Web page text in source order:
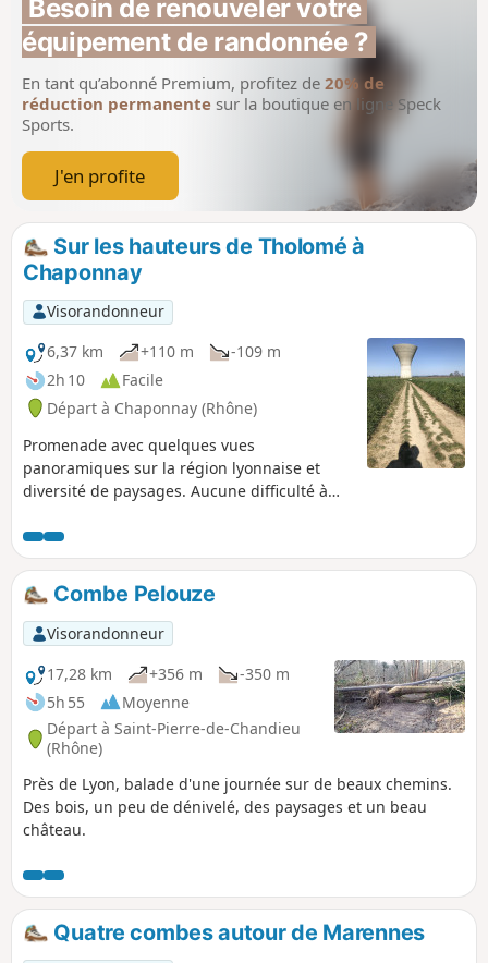
Besoin de renouveler votre
équipement de randonnée ?
En tant qu’abonné Premium, profitez de 20% de
réduction permanente sur la boutique en ligne Speck
Sports.
J'en profite
Sur les hauteurs de Tholomé à
Chaponnay
Visorandonneur
6,37 km
+110 m
-109 m
2h 10
Facile
Départ à Chaponnay (Rhône)
Promenade avec quelques vues
panoramiques sur la région lyonnaise et
diversité de paysages. Aucune difficulté à
parcours. Une surprise attend les
randonneurs cueilleurs sur le dernier
tronçon au printemps mais chuuuut...
Combe Pelouze
Visorandonneur
17,28 km
+356 m
-350 m
5h 55
Moyenne
Départ à Saint-Pierre-de-Chandieu
(Rhône)
Près de Lyon, balade d'une journée sur de beaux chemins.
Des bois, un peu de dénivelé, des paysages et un beau
château.
Quatre combes autour de Marennes